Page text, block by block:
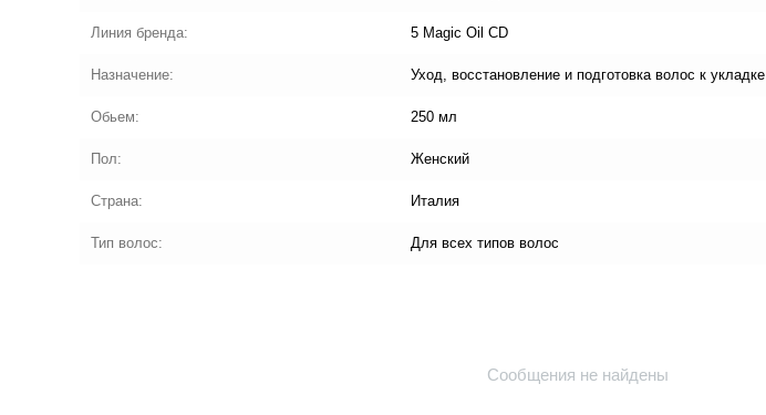
Линия бренда: 5 Magic Oil CD
Назначение: Уход, восстановление и подготовка волос к укладке
Обьем: 250 мл
Пол: Женский
Страна: Италия
Тип волос: Для всех типов волос
Сообщения не найдены